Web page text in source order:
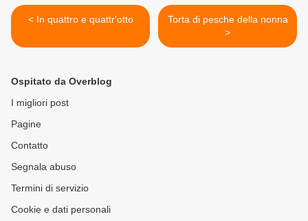
< In quattro e quattr'otto
Torta di pesche della nonna
>
Ospitato da Overblog
I migliori post
Pagine
Contatto
Segnala abuso
Termini di servizio
Cookie e dati personali